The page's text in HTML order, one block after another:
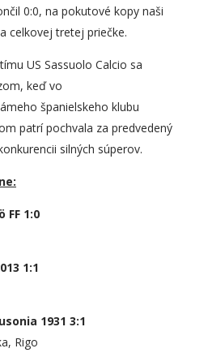
0:0, na pokutové kopy naši
celkovej tretej priečke.
US Sassuolo Calcio sa
keď vo
španielskeho klubu
patrí pochvala za predvedený
silných súperov.
FF 1:0
1:1
1931 3:1
Rigo